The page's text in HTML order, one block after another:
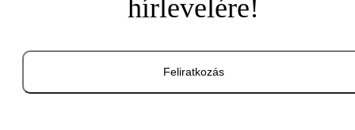
hírlevelére!
Feliratkozás